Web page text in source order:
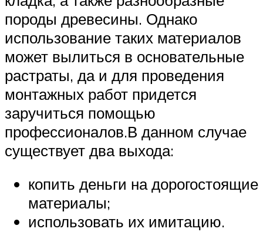
породы древесины. Однако
использование таких материалов
может вылиться в основательные
растраты, да и для проведения
монтажных работ придется
заручиться помощью
профессионалов.В данном случае
существует два выхода:
копить деньги на дорогостоящие
материалы;
использовать их имитацию.